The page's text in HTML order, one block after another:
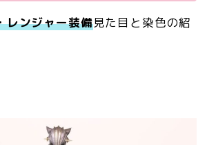
レンジャー装備見た目と染色の紹